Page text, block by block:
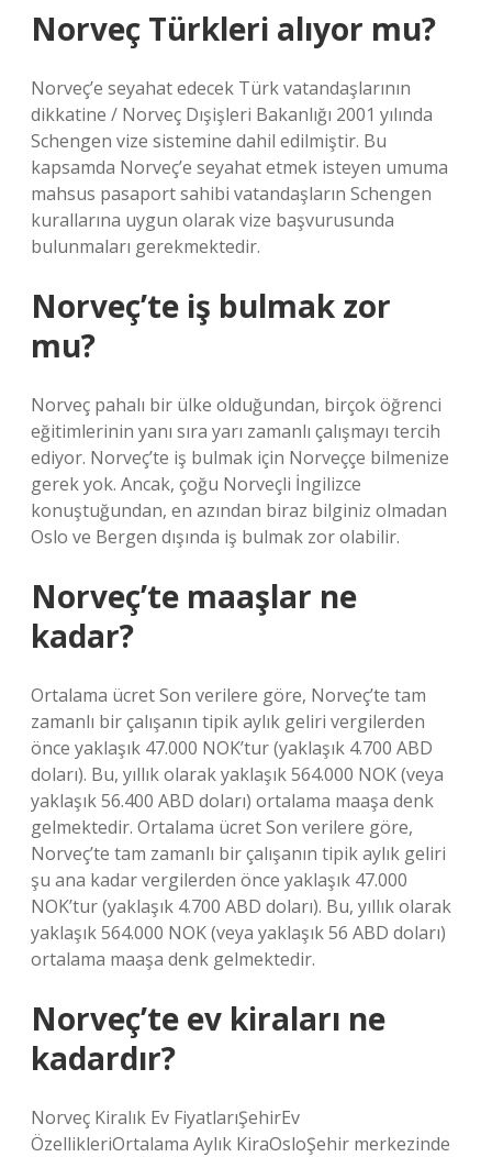
Norveç Türkleri alıyor mu?
Norveç’e seyahat edecek Türk vatandaşlarının
dikkatine / Norveç Dışişleri Bakanlığı 2001 yılında
Schengen vize sistemine dahil edilmiştir. Bu
kapsamda Norveç’e seyahat etmek isteyen umuma
mahsus pasaport sahibi vatandaşların Schengen
kurallarına uygun olarak vize başvurusunda
bulunmaları gerekmektedir.
Norveç’te iş bulmak zor
mu?
Norveç pahalı bir ülke olduğundan, birçok öğrenci
eğitimlerinin yanı sıra yarı zamanlı çalışmayı tercih
ediyor. Norveç’te iş bulmak için Norveççe bilmenize
gerek yok. Ancak, çoğu Norveçli İngilizce
konuştuğundan, en azından biraz bilginiz olmadan
Oslo ve Bergen dışında iş bulmak zor olabilir.
Norveç’te maaşlar ne
kadar?
Ortalama ücret Son verilere göre, Norveç’te tam
zamanlı bir çalışanın tipik aylık geliri vergilerden
önce yaklaşık 47.000 NOK’tur (yaklaşık 4.700 ABD
doları). Bu, yıllık olarak yaklaşık 564.000 NOK (veya
yaklaşık 56.400 ABD doları) ortalama maaşa denk
gelmektedir. Ortalama ücret Son verilere göre,
Norveç’te tam zamanlı bir çalışanın tipik aylık geliri
şu ana kadar vergilerden önce yaklaşık 47.000
NOK’tur (yaklaşık 4.700 ABD doları). Bu, yıllık olarak
yaklaşık 564.000 NOK (veya yaklaşık 56 ABD doları)
ortalama maaşa denk gelmektedir.
Norveç’te ev kiraları ne
kadardır?
Norveç Kiralık Ev FiyatlarıŞehirEv
ÖzellikleriOrtalama Aylık KiraOsloŞehir merkezinde